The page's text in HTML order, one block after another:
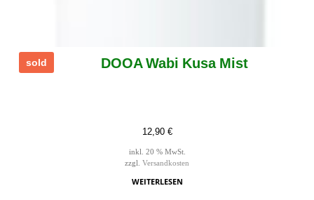
sold DOOA Wabi Kusa Mist
12,90 €
inkl. 20 % MwSt.
zzgl. Versandkosten
WEITERLESEN